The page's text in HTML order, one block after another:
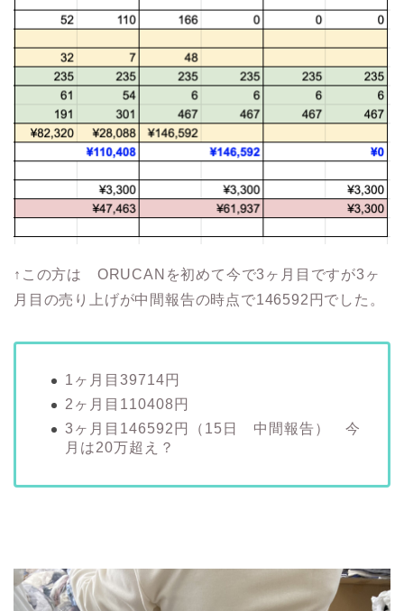
↑この方は ORUCANを初めて今で3ヶ月目ですが3ヶ
月目の売り上げが中間報告の時点で146592円でした。
1ヶ月目39714円
2ヶ月目110408円
3ヶ月目146592円（15日 中間報告） 今
月は20万超え？